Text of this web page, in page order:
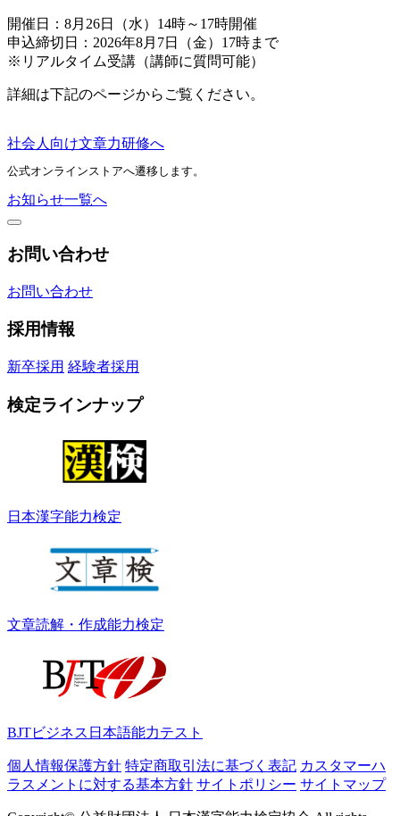
開催日：8月26日（水）14時～17時開催
申込締切日：2026年8月7日（金）17時まで
※リアルタイム受講（講師に質問可能）
詳細は下記のページからご覧ください。
社会人向け文章力研修へ
公式オンラインストアへ遷移します。
お知らせ一覧へ
お問い合わせ
お問い合わせ
採用情報
新卒採用 経験者採用
検定ラインナップ
日本漢字能力検定
文章読解・作成能力検定
BJTビジネス日本語能力テスト
個人情報保護方針 特定商取引法に基づく表記 カスタマーハ
ラスメントに対する基本方針 サイトポリシー サイトマップ